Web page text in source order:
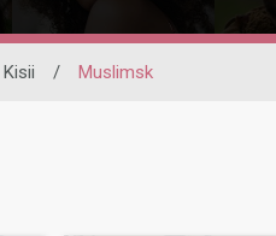
Kisii / Muslimsk